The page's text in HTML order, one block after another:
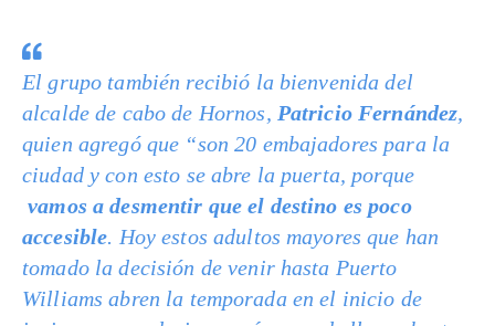
El grupo también recibió la bienvenida del
alcalde de cabo de Hornos, Patricio Fernández,
quien agregó que “son 20 embajadores para la
ciudad y con esto se abre la puerta, porque
vamos a desmentir que el destino es poco
accesible. Hoy estos adultos mayores que han
tomado la decisión de venir hasta Puerto
Williams abren la temporada en el inicio de